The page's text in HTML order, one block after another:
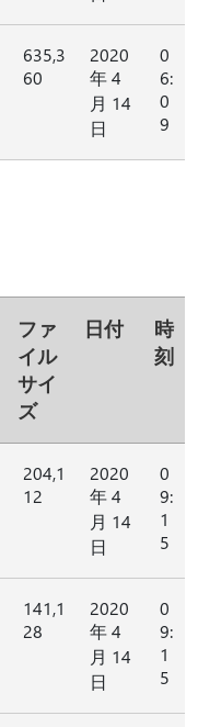
635,3
60
2020
年 4
月 14
日
0
6:
0
9
ファ
イル
サイ
ズ
日付
時
刻
204,1
12
2020
年 4
月 14
日
0
9:
1
5
141,1
28
2020
年 4
月 14
日
0
9:
1
5